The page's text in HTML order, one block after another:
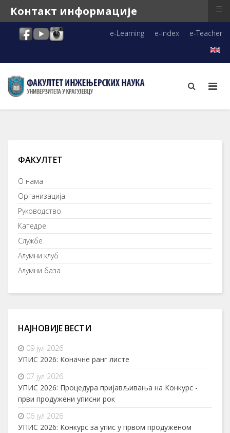
e-Learning e-Index e-Teacher
ФАКУЛТЕТ
О нама
Организација
Руководство
Катедре
Службе
Алумни клуб
Алумни база
НАЈНОВИЈЕ ВЕСТИ
09 јул 2026
УПИС 2026: Коначне ранг листе
07 јул 2026
УПИС 2026: Процедура пријављивања на Конкурс -
први продужени уписни рок
06 јул 2026
УПИС 2026: Конкурс за упис у првом продуженом
Контакт информације ≡